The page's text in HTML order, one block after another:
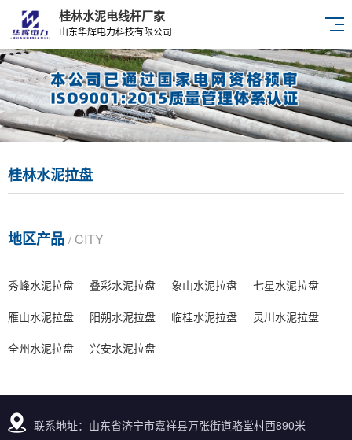
桂林水泥电线杆厂家
山东华辉电力科技有限公司
桂林水泥拉盘
地区产品 / CITY
秀峰水泥拉盘 叠彩水泥拉盘 象山水泥拉盘
七星水泥拉盘
雁山水泥拉盘
阳朔水泥拉盘 临桂水泥拉盘
灵川水泥拉盘
全州水泥拉盘
兴安水泥拉盘
联系地址：山东省济宁市嘉祥县万张街道骆堂村西890米